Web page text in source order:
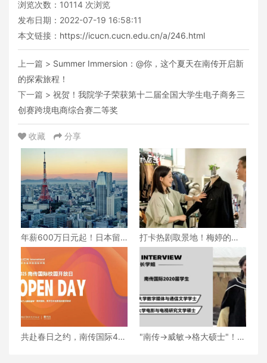
浏览次数： 10114 次浏览
发布日期：2022-07-19 16:58:11
本文链接： https://icucn.cucn.edu.cn/a/246.html
上一篇 > Summer Immersion：@你，这个夏天在南传开启新
的探索旅程！
下一篇 > 祝贺！我院学子荣获第十二届全国大学生电子商务三
创赛跨境电商综合赛二等奖
收藏 分享
年薪600万日元起！日本留
学就业黄金期全解析——南
传国际日本方向定制化培养
方案
打卡热剧取景地！梅婷的
「设计教室」竟藏在南传国
际学院？
共赴春日之约，南传国际4月
"南传→威敏→格大硕士"！解